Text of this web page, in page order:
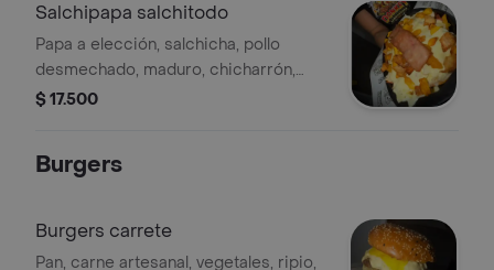
Salchipapa salchitodo
Papa a elección, salchicha, pollo
desmechado, maduro, chicharrón,
tocineta, cubierta en queso, salsas
$ 17.500
Burgers
Burgers carrete
Pan, carne artesanal, vegetales, ripio,